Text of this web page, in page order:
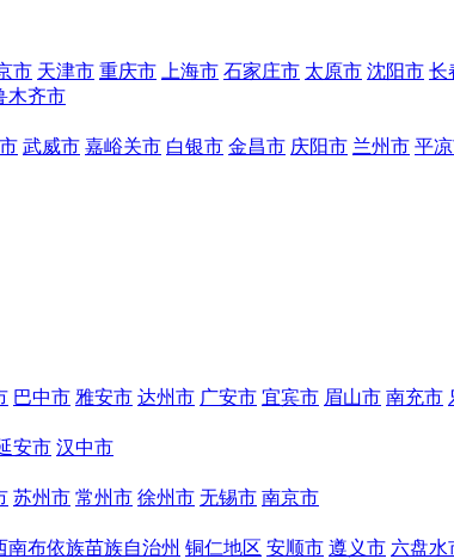
市 天津市 重庆市 上海市 石家庄市 太原市 沈阳市 长
木齐市
武威市 嘉峪关市 白银市 金昌市 庆阳市 兰州市 平
巴中市 雅安市 达州市 广安市 宜宾市 眉山市 南充市
安市 汉中市
苏州市 常州市 徐州市 无锡市 南京市
南布依族苗族自治州 铜仁地区 安顺市 遵义市 六盘水